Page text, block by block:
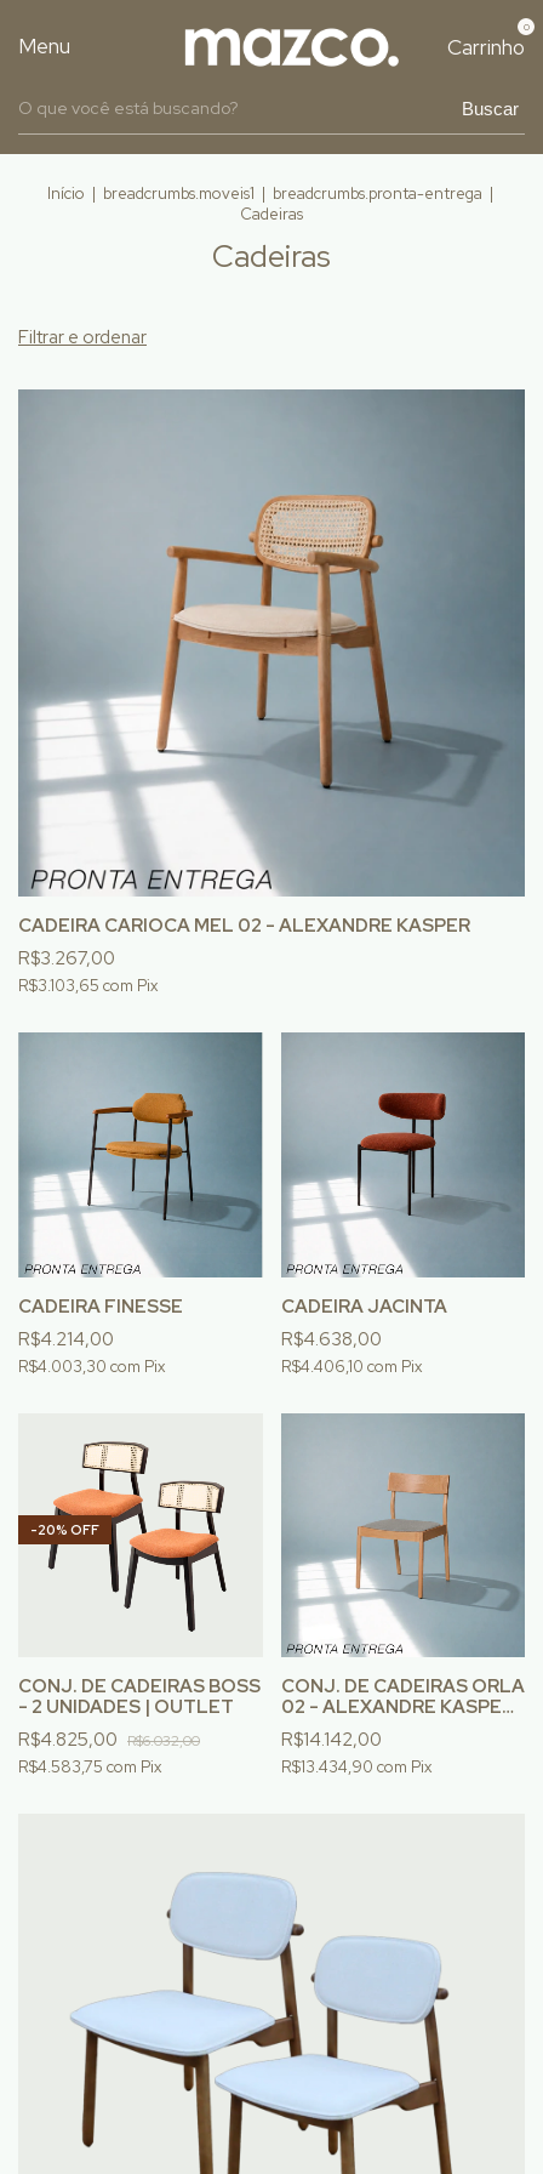
Menu Carrinho
0
Buscar
Início | breadcrumbs.moveis1 | breadcrumbs.pronta-entrega |
Cadeiras
Cadeiras
Filtrar e ordenar
CADEIRA CARIOCA MEL 02 - ALEXANDRE KASPER
R$3.267,00
R$3.103,65 com Pix
CADEIRA FINESSE
R$4.214,00
R$4.003,30 com Pix
CADEIRA JACINTA
R$4.638,00
R$4.406,10 com Pix
-20% OFF
CONJ. DE CADEIRAS BOSS
- 2 UNIDADES | OUTLET
R$4.825,00 R$6.032,00
R$4.583,75 com Pix
CONJ. DE CADEIRAS ORLA
02 - ALEXANDRE KASPER
- 6 UNIDADES
R$14.142,00
R$13.434,90 com Pix